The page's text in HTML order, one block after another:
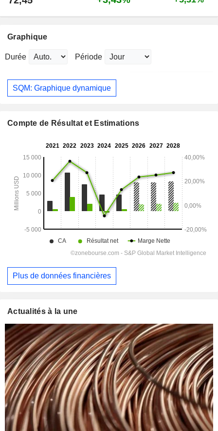
Graphique
Durée Période
SQM: Graphique dynamique
Compte de Résultat et Estimations
Plus de données financières
Actualités à la une